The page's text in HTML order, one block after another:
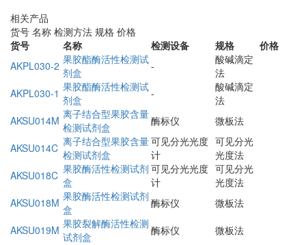
相关产品
货号 名称 检测方法 规格 价格
货号
名称 检测设备 规格
价格
AKPL030-2 果胶酯酶活性检测试
剂盒
-
酸碱滴定
法
AKPL030-1 果胶酯酶活性检测试
剂盒
-
酸碱滴定
法
AKSU014M 离子结合型果胶含量
检测试剂盒
酶标仪
微板法
AKSU014C 离子结合型果胶含量
检测试剂盒
可见分光光度
计
可见分光
光度法
AKSU018C 果胶酶活性检测试剂
盒
可见分光光度
计
可见分光
光度法
AKSU018M 果胶酶活性检测试剂
盒
酶标仪
微板法
AKSU019M 果胶裂解酶活性检测
试剂盒
酶标仪
微板法